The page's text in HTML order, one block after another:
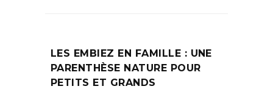
LES EMBIEZ EN FAMILLE : UNE
PARENTHÈSE NATURE POUR
PETITS ET GRANDS